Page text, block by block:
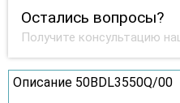
Остались вопросы?
Получите консультацию
Описание 50BDL3550Q/00